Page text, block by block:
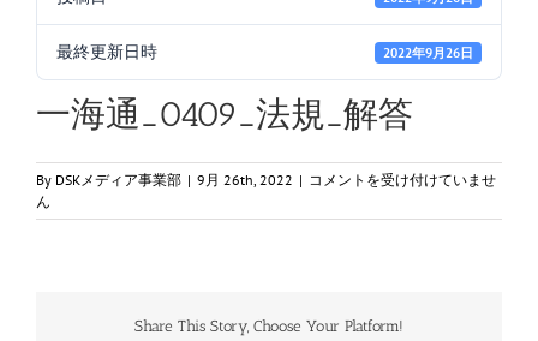
最終更新日時 2022年9月26日
一海通_0409_法規_解答
By DSKメディア事業部 | 9月 26th, 2022 | 一
通
解
コメントを受け付けていませ
ん
Share This Story, Choose Your Platform!